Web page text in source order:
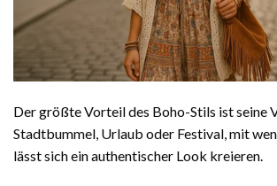
Der größte Vorteil des Boho-Stils ist seine
Stadtbummel, Urlaub oder Festival, mit
lässt sich ein authentischer Look kreieren.